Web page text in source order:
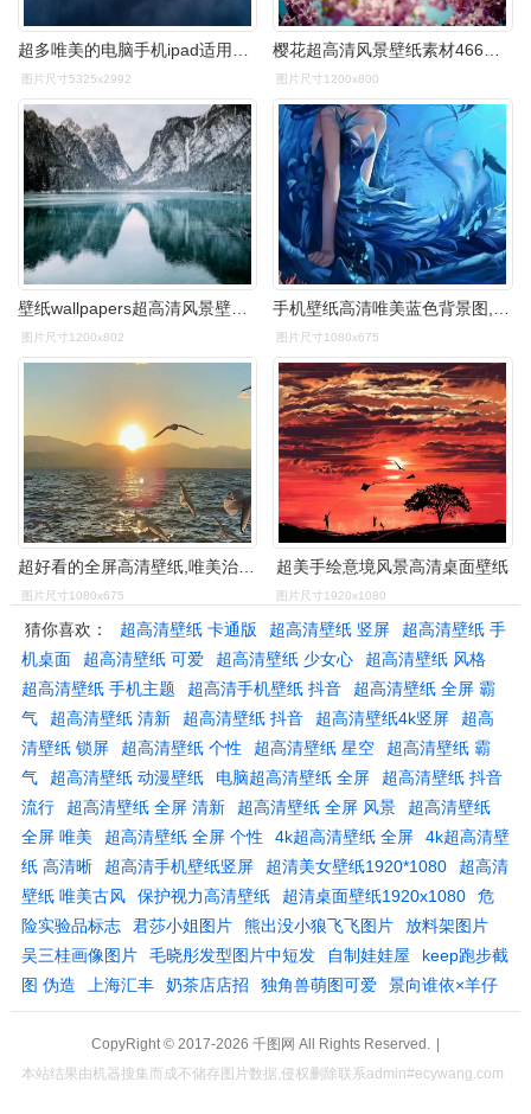
超多唯美的电脑手机ipad适用的高清无水印壁纸图.
图片尺寸5325x2992
樱花超高清风景壁纸素材466允许商用
图片尺寸1200x800
图片尺寸1200x802 图片尺寸1080x675
图片尺寸1080x675
超美手绘意境风景高清桌面壁纸
图片尺寸1920x1080
猜你喜欢： 超高清壁纸 卡通版 超高清壁纸 竖屏
超高清壁纸 手
机桌面
超高清壁纸 可爱 超高清壁纸 少女心
超高清壁纸 风格
超高清壁纸 手机主题
超高清手机壁纸 抖音
超高清壁纸 全屏 霸
气
超高清壁纸 清新 超高清壁纸 抖音 超高清壁纸4k竖屏
超高
清壁纸 锁屏
超高清壁纸 个性 超高清壁纸 星空
超高清壁纸 霸
气
超高清壁纸 动漫壁纸 电脑超高清壁纸 全屏
超高清壁纸 抖音
流行
超高清壁纸 全屏 清新 超高清壁纸 全屏 风景
超高清壁纸
全屏 唯美
超高清壁纸 全屏 个性 4k超高清壁纸 全屏
4k超高清壁
纸 高清晰
超高清手机壁纸竖屏 超清美女壁纸1920*1080
超高清
壁纸 唯美古风
保护视力高清壁纸 超清桌面壁纸1920x1080
危
险实验品标志
君莎小姐图片 熊出没小狼飞飞图片
放料架图片
吴三桂画像图片
毛晓彤发型图片中短发 自制娃娃屋
keep跑步截
图 伪造
上海汇丰 奶茶店店招 独角兽萌图可爱 景向谁依×羊仔
CopyRight © 2017-2026 千图网 All Rights Reserved.
|
本站结果由机器搜集而成不储存图片数据,侵权删除联系admin#ecywang.com